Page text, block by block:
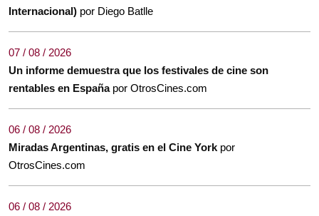
Internacional) por Diego Batlle
07 / 08 / 2026
Un informe demuestra que los festivales de cine son
rentables en España por OtrosCines.com
06 / 08 / 2026
Miradas Argentinas, gratis en el Cine York por
OtrosCines.com
06 / 08 / 2026